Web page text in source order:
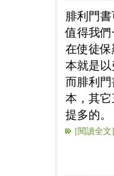
腓利門
值得我
在使徒
本就是
而腓利
本，其
提多的。
[閱讀全文]